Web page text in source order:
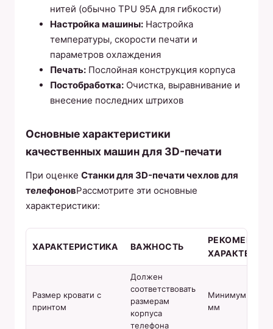
нитей (обычно TPU 95A для гибкости)
Настройка машины: Настройка
температуры, скорости печати и
параметров охлаждения
Печать: Послойная конструкция корпуса
Постобработка: Очистка, выравнивание и
внесение последних штрихов
Основные характеристики
качественных машин для 3D-печати
При оценке Станки для 3D-печати чехлов для
телефоновРассмотрите эти основные
характеристики:
ХАРАКТЕРИСТИКА ВАЖНОСТЬ
Размер кровати с
принтом
Должен
соответствовать
размерам
корпуса
телефона
Минимум
мм